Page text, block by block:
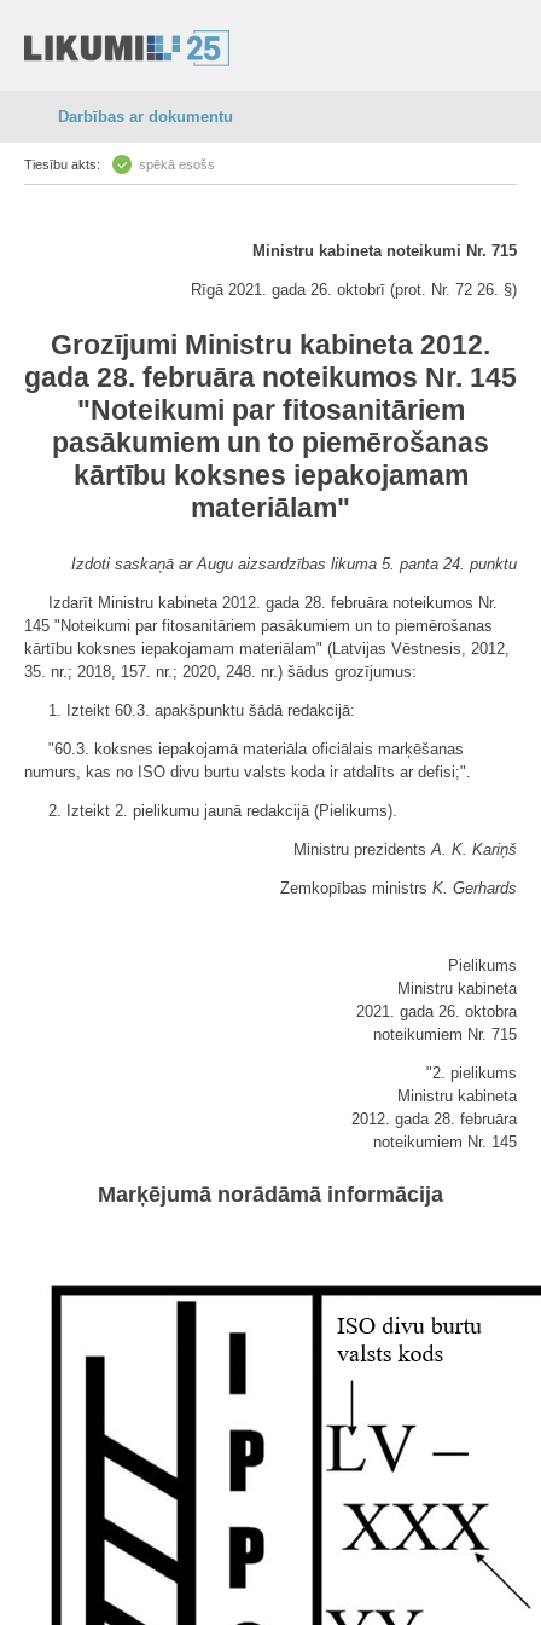
Darbības ar dokumentu
Tiesību akts: spēkā esošs
Ministru kabineta noteikumi Nr. 715
Rīgā 2021. gada 26. oktobrī (prot. Nr. 72 26. §)
Grozījumi Ministru kabineta 2012.
gada 28. februāra noteikumos Nr. 145
"Noteikumi par fitosanitāriem
pasākumiem un to piemērošanas
kārtību koksnes iepakojamam
materiālam"
Izdoti saskaņā ar Augu aizsardzības likuma 5. panta 24. punktu
Izdarīt Ministru kabineta 2012. gada 28. februāra noteikumos Nr.
145 "Noteikumi par fitosanitāriem pasākumiem un to piemērošanas
kārtību koksnes iepakojamam materiālam" (Latvijas Vēstnesis, 2012,
35. nr.; 2018, 157. nr.; 2020, 248. nr.) šādus grozījumus:
1. Izteikt 60.3. apakšpunktu šādā redakcijā:
"60.3. koksnes iepakojamā materiāla oficiālais marķēšanas
numurs, kas no ISO divu burtu valsts koda ir atdalīts ar defisi;".
2. Izteikt 2. pielikumu jaunā redakcijā (​Pielikums).
Ministru prezidentsA. K. Kariņš
Zemkopības ministrs K. Gerhards
Pielikums
Ministru kabineta
2021. gada 26. oktobra
noteikumiem Nr. 715
"2. pielikums
Ministru kabineta
2012. gada 28. februāra
noteikumiem Nr. 145
Marķējumā norādāmā informācija